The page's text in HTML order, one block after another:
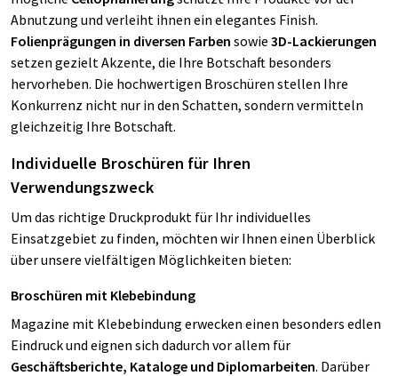
Abnutzung und verleiht ihnen ein elegantes Finish.
Folienprägungen in diversen Farben sowie 3D-Lackierungen
setzen gezielt Akzente, die Ihre Botschaft besonders
hervorheben. Die hochwertigen Broschüren stellen Ihre
Konkurrenz nicht nur in den Schatten, sondern vermitteln
gleichzeitig Ihre Botschaft.
Individuelle Broschüren für Ihren
Verwendungszweck
Um das richtige Druckprodukt für Ihr individuelles
Einsatzgebiet zu finden, möchten wir Ihnen einen Überblick
über unsere vielfältigen Möglichkeiten bieten:
Broschüren mit Klebebindung
Magazine mit Klebebindung erwecken einen besonders edlen
Eindruck und eignen sich dadurch vor allem für
Geschäftsberichte, Kataloge und Diplomarbeiten. Darüber